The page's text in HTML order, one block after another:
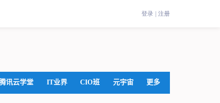
讯云学堂 IT业界 CIO班 元宇宙 更多